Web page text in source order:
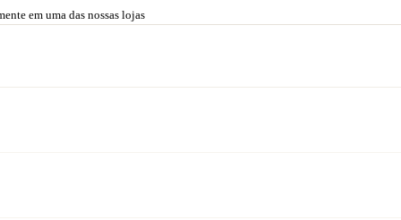
em uma das nossas lojas